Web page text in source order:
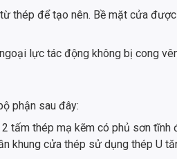
thép để tạo nên. Bề mặt cửa
lực tác động không bị cong
phận sau đây:
tấm thép mạ kẽm có phủ sơn
khung cửa thép sử dụng thép U